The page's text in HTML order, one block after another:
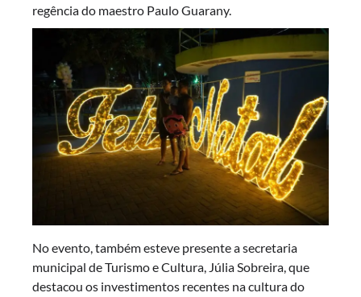
regência do maestro Paulo Guarany.
No evento, também esteve presente a secretaria
municipal de Turismo e Cultura, Júlia Sobreira, que
destacou os investimentos recentes na cultura do